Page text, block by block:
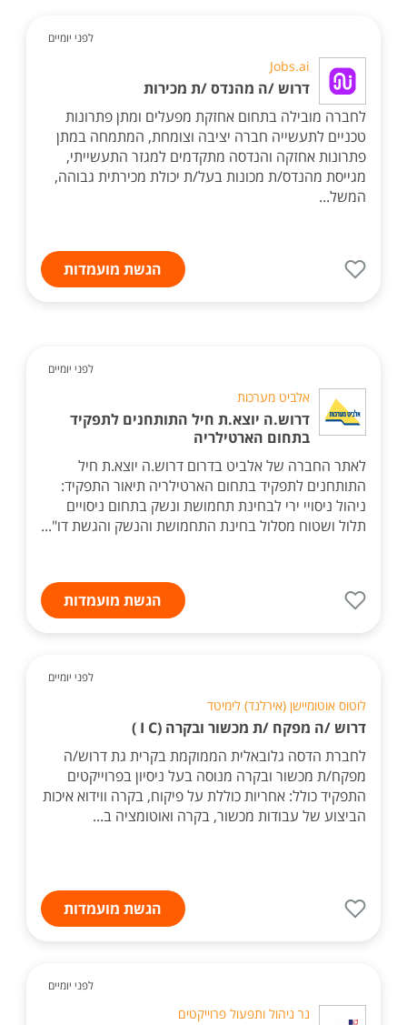
לפני יומיים
Jobs.ai
דרוש /ה מהנדס /ת מכירות
לחברה מובילה בתחום אחזקת מפעלים ומתן פתרונות
טכניים לתעשייה חברה יציבה וצומחת, המתמחה במתן
פתרונות אחזקה והנדסה מתקדמים למגזר התעשייתי,
מגייסת מהנדס/ת מכונות בעל/ת יכולת מכירתית גבוהה,
המשל...
הגשת מועמדות
לפני יומיים
אלביט מערכות
דרוש.ה יוצא.ת חיל התותחנים לתפקיד
בתחום הארטילריה
לאתר החברה של אלביט בדרום דרוש.ה יוצא.ת חיל
התותחנים לתפקיד בתחום הארטילריה תיאור התפקיד:
ניהול ניסויי ירי לבחינת תחמושת ונשק בתחום ניסויים
תלול ושטוח מסלול בחינת התחמושת והנשק והגשת דו"...
הגשת מועמדות
לפני יומיים
לוטוס אוטומיישן (אירלנד) לימיטד
דרוש /ה מפקח /ת מכשור ובקרה (I C )
לחברת הדסה גלובאלית הממוקמת בקרית גת דרוש/ה
מפקח/ת מכשור ובקרה מנוסה בעל ניסיון בפרוייקטים
התפקיד כולל: אחריות כוללת על פיקוח, בקרה ווידוא איכות
הביצוע של עבודות מכשור, בקרה ואוטומציה ב...
הגשת מועמדות
לפני יומיים
נר ניהול ותפעול פרוייקטים